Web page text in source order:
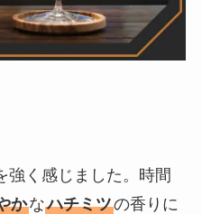
強く感じました。時間
かなハチミツの香りに